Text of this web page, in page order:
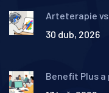
Arteterapie
30 dub, 2026
Benefit Plus